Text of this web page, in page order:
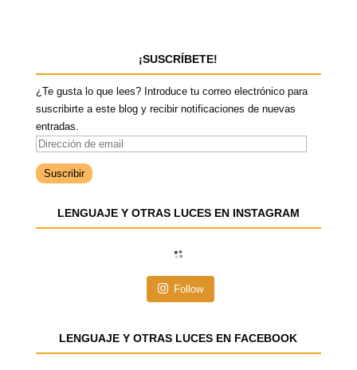
¡SUSCRÍBETE!
¿Te gusta lo que lees? Introduce tu correo electrónico para
suscribirte a este blog y recibir notificaciones de nuevas
entradas.
D
r
c
m
LENGUAJE Y OTRAS LUCES EN INSTAGRAM
Follow
LENGUAJE Y OTRAS LUCES EN FACEBOOK